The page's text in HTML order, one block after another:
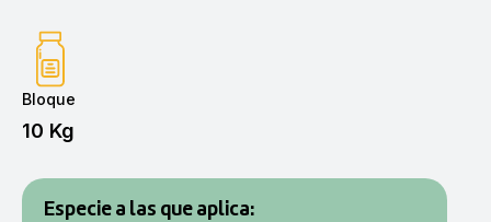
Bloque
10 Kg
Especie a las que aplica: